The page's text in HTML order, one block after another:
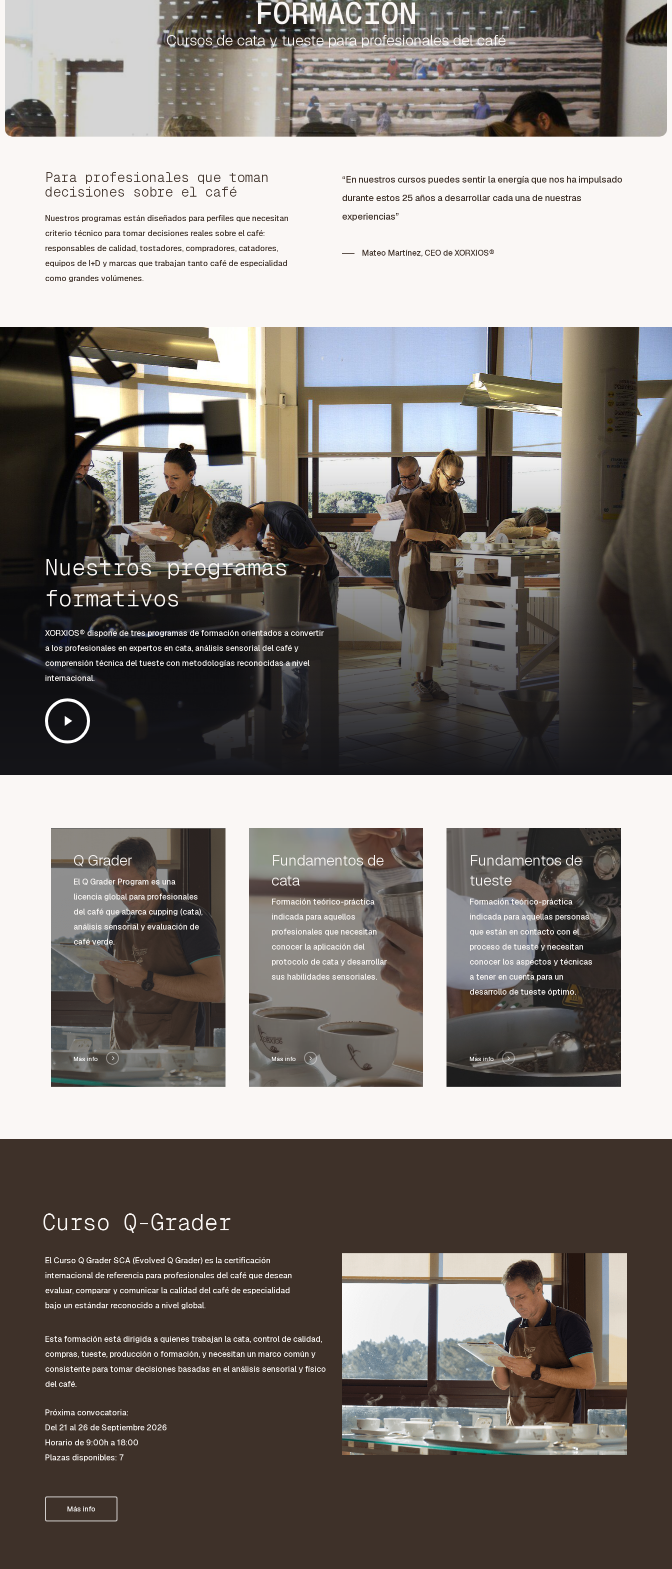
FORMACIÓN
Cursos de cata y tueste para profesionales del café
Para profesionales que toman
decisiones sobre el café
Nuestros programas están diseñados para perfiles que necesitan
criterio técnico para tomar decisiones reales sobre el café:
responsables de calidad, tostadores, compradores, catadores,
equipos de I+D y marcas que trabajan tanto café de especialidad
como grandes volúmenes.
“En nuestros cursos puedes sentir la energía que nos ha impulsado
durante estos 25 años a desarrollar cada una de nuestras
experiencias”
Mateo Martínez, CEO de XORXIOS®
Nuestros programas
formativos
XORXIOS® dispone de tres programas de formación orientados a convertir
a los profesionales en expertos en cata, análisis sensorial del café y
comprensión técnica del tueste con metodologías reconocidas a nivel
internacional.
Play
Video
Q Grader
El Q Grader Program es una
licencia global para profesionales
del café que abarca cupping (cata),
análisis sensorial y evaluación de
café verde.
Más info
Fundamentos de
cata
Formación teórico-práctica
indicada para aquellos
profesionales que necesitan
conocer la aplicación del
protocolo de cata y desarrollar
sus habilidades sensoriales.
Más info
Fundamentos de
tueste
Formación teórico-práctica
indicada para aquellas personas
que están en contacto con el
proceso de tueste y necesitan
conocer los aspectos y técnicas
a tener en cuenta para un
desarrollo de tueste óptimo.
Más info
Curso Q-Grader
El Curso Q Grader SCA (Evolved Q Grader) es la certificación
internacional de referencia para profesionales del café que desean
evaluar, comparar y comunicar la calidad del café de especialidad
bajo un estándar reconocido a nivel global.
Esta formación está dirigida a quienes trabajan la cata, control de calidad,
compras, tueste, producción o formación, y necesitan un marco común y
consistente para tomar decisiones basadas en el análisis sensorial y físico
del café.
Próxima convocatoria:
Del 21 al 26 de Septiembre 2026
Horario de 9:00h a 18:00
Plazas disponibles: 7
Más info